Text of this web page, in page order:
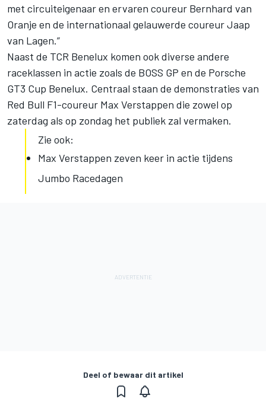
met circuiteigenaar en ervaren coureur Bernhard van
Oranje en de internationaal gelauwerde coureur Jaap
van Lagen.”
Naast de TCR Benelux komen ook diverse andere
raceklassen in actie zoals de BOSS GP en de Porsche
GT3 Cup Benelux. Centraal staan de demonstraties van
Red Bull F1-coureur Max Verstappen die zowel op
zaterdag als op zondag het publiek zal vermaken.
Zie ook:
Max Verstappen zeven keer in actie tijdens
Jumbo Racedagen
Deel of bewaar dit artikel